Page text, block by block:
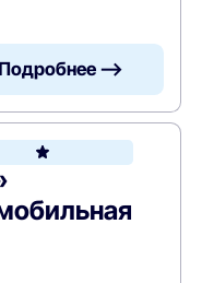
Подробнее —>